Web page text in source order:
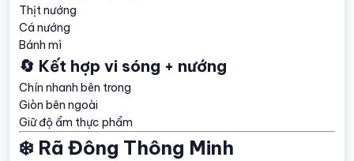
Thịt nướng
Cá nướng
Bánh mì
🔄 Kết hợp vi sóng + nướng
Chín nhanh bên trong
Giòn bên ngoài
Giữ độ ẩm thực phẩm
❄️ Rã Đông Thông Minh